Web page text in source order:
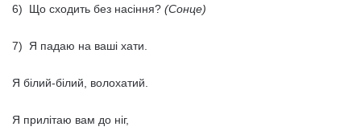
6) Що сходить без насіння? (Сонце)
7) Я падаю на ваші хати.
Я білий-білий, волохатий.
Я прилітаю вам до ніг,